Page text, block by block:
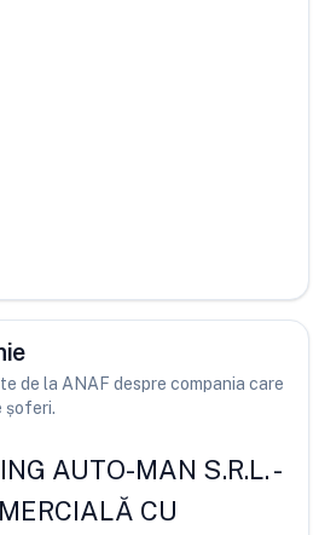
de la ANAF despre compania care
șoferi.
AUTO-MAN S.R.L.-
CU